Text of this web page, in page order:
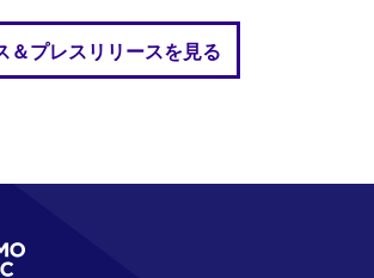
＆プレスリリースを見る